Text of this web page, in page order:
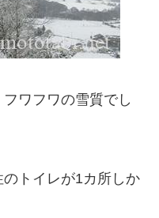
ワフワの雪質でし
トイレが1カ所しか